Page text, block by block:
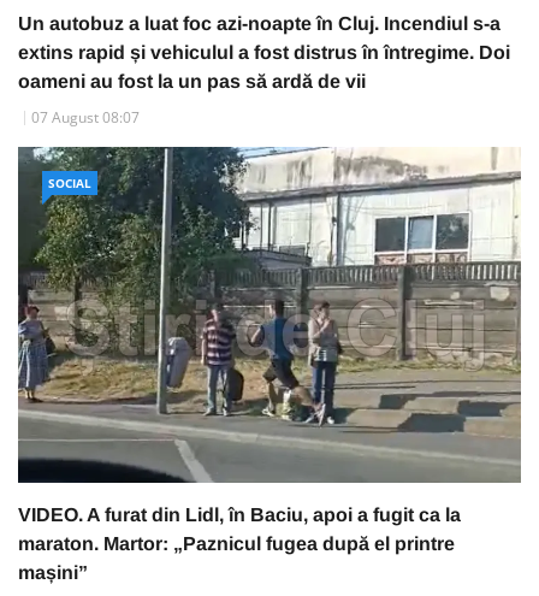
Un autobuz a luat foc azi-noapte în Cluj. Incendiul s-a
extins rapid și vehiculul a fost distrus în întregime. Doi
oameni au fost la un pas să ardă de vii
07 August 08:07
SOCIAL
VIDEO. A furat din Lidl, în Baciu, apoi a fugit ca la
maraton. Martor: „Paznicul fugea după el printre
mașini”